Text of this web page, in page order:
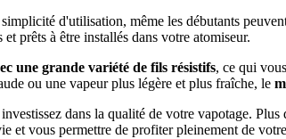
d'utilisation, même les débutants
prêts à être installés dans votre atomiseur.
une grande variété de fils résistifs, ce qui
ou une vapeur plus légère et plus fraîche, le
dans la qualité de votre vapotage.
et vous permettre de profiter pleinement de